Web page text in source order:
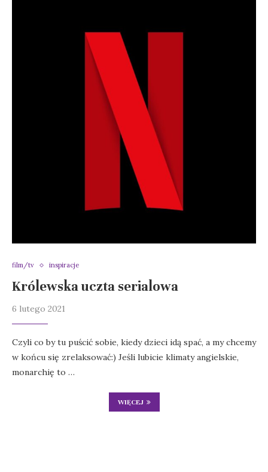
film/tv inspiracje
Królewska uczta serialowa
6 lutego 2021
Czyli co by tu puścić sobie, kiedy dzieci idą spać, a my chcemy
w końcu się zrelaksować:) Jeśli lubicie klimaty angielskie,
monarchię to …
WIĘCEJ